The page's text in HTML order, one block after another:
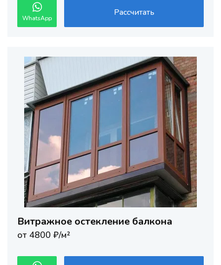
WhatsApp
Рассчитать
Витражное остекление балкона
от 4800 ₽/м²